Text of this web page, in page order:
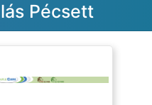
Pécsett